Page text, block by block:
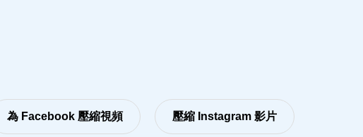
為 Facebook 壓縮視頻 壓縮 Instagram 影片